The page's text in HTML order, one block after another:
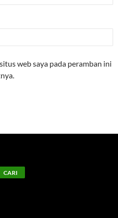
web saya pada peramban ini
CARI